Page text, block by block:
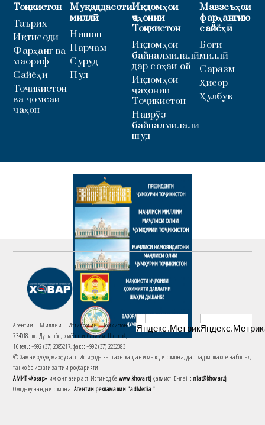
Тоҷикистон
Таърих
Иқтисодӣ
Фарҳанг ва
маориф
Сайёҳӣ
Тоҷикистон
ва ҷомеаи
ҷаҳон
Муқаддасоти
миллӣ
Нишон
Парчам
Суруд
Пул
Иқдомҳои
ҷаҳонии
Тоҷикистон
Иқдомҳои
байналмилалӣ
дар соҳаи об
Иқдомҳои
ҷаҳонии
Тоҷикистон
Наврӯз
байналмилалӣ
шуд
Мавзеъҳои
фарҳангию
сайёҳӣ
Боғи
миллӣ
Саразм
Ҳисор
Ҳулбук
Агентии Миллии Иттилоотии Тоҷикистон
734018. ш. Душанбе, хиёбони Саъдии Шерозӣ,
16 тел.: +992 (37) 2385217, факс: +992 (37) 2232383
© Ҳамаи ҳуқуқ маҳфуз аст. Истифода ва паҳн кардани маводи сомона, дар кадом шакле набошад,
танҳо бо иҷозати хаттии роҳбарияти
АМИТ «Ховар» имконпазир аст. Истинод баwww.khovar.tjҳатмист. E-mail: niat@khovar.tj
Омодакунандаи сомона:Агентии рекламавии "adMedia"